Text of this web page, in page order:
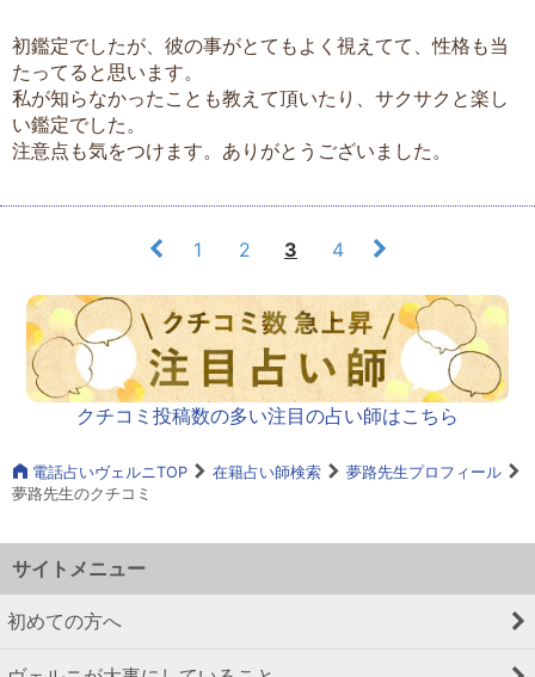
初鑑定でしたが、彼の事がとてもよく視えてて、性格も当
たってると思います。
私が知らなかったことも教えて頂いたり、サクサクと楽し
い鑑定でした。
注意点も気をつけます。ありがとうございました。
1 2 3 4
クチコミ投稿数の多い注目の占い師はこちら
電話占いヴェルニTOP 在籍占い師検索
夢路先生プロフィール
夢路先生のクチコミ
サイトメニュー
初めての方へ